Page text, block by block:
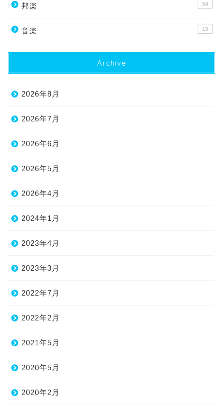
邦楽 54
音楽 13
Archive
2026年8月
2026年7月
2026年6月
2026年5月
2026年4月
2024年1月
2023年4月
2023年3月
2022年7月
2022年2月
2021年5月
2020年5月
2020年2月